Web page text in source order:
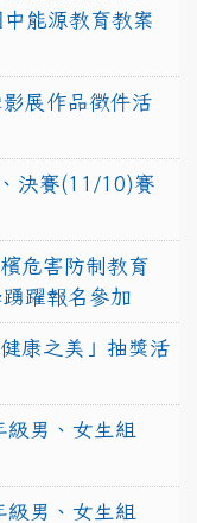
能源教育教案
展作品徵件活
決賽(11/10)賽
危害防制教育
躍報名參加
康之美」抽獎活
級男、女生組
級男、女生組